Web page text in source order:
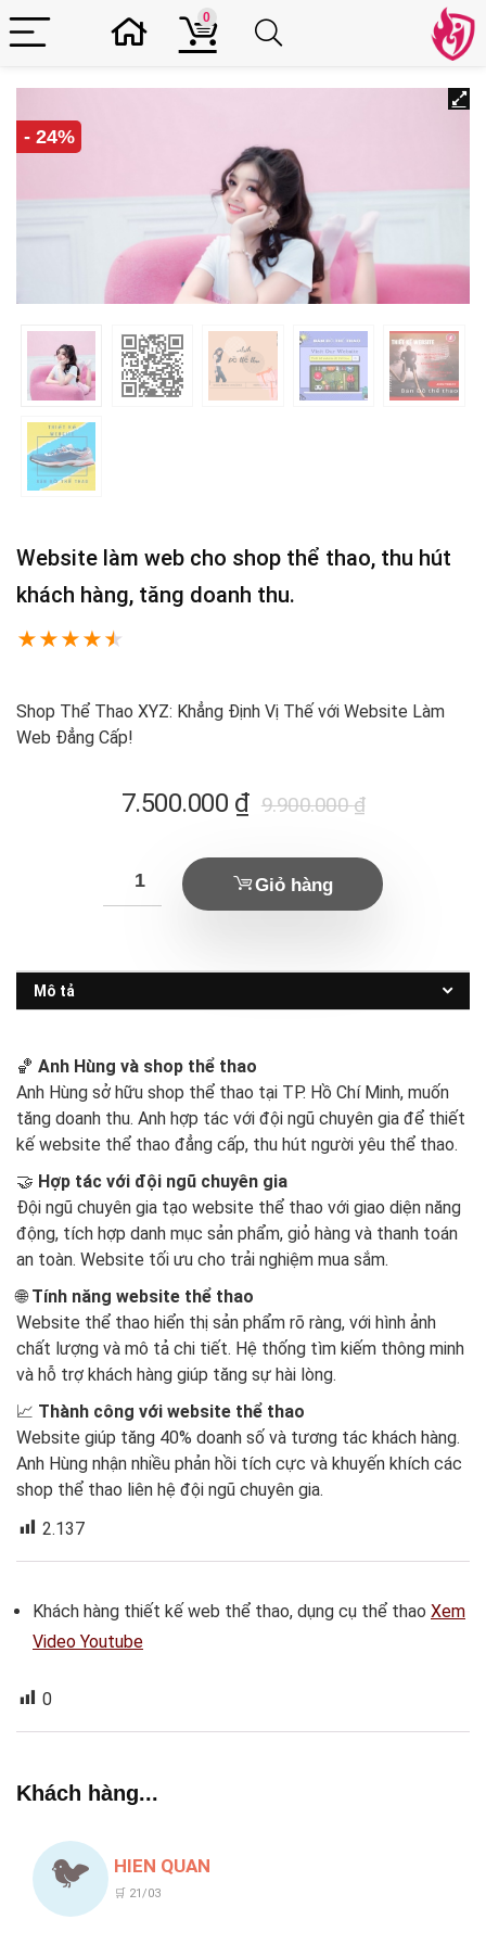
0
- 24%
Website làm web cho shop thể thao, thu hút
khách hàng, tăng doanh thu.
★★★★★
Shop Thể Thao XYZ: Khẳng Định Vị Thế với Website Làm
Web Đẳng Cấp!
9.900.000₫
Giá
là:
9.900.000 ₫.
7.500.000 ₫
Giỏ hàng
Mô tả
🏀 Anh Hùng và shop thể thao
Anh Hùng sở hữu shop thể thao tại TP. Hồ Chí Minh, muốn
tăng doanh thu. Anh hợp tác với đội ngũ chuyên gia để thiết
kế website thể thao đẳng cấp, thu hút người yêu thể thao.
🤝 Hợp tác với đội ngũ chuyên gia
Đội ngũ chuyên gia tạo website thể thao với giao diện năng
động, tích hợp danh mục sản phẩm, giỏ hàng và thanh toán
an toàn. Website tối ưu cho trải nghiệm mua sắm.
🌐 Tính năng website thể thao
Website thể thao hiển thị sản phẩm rõ ràng, với hình ảnh
chất lượng và mô tả chi tiết. Hệ thống tìm kiếm thông minh
và hỗ trợ khách hàng giúp tăng sự hài lòng.
📈 Thành công với website thể thao
Website giúp tăng 40% doanh số và tương tác khách hàng.
Anh Hùng nhận nhiều phản hồi tích cực và khuyến khích các
shop thể thao liên hệ đội ngũ chuyên gia.
2.137
Khách hàng thiết kế web thể thao, dụng cụ thể thao Xem
Video Youtube
0
Khách hàng...
🐦 HIEN QUAN
🛒 21/03